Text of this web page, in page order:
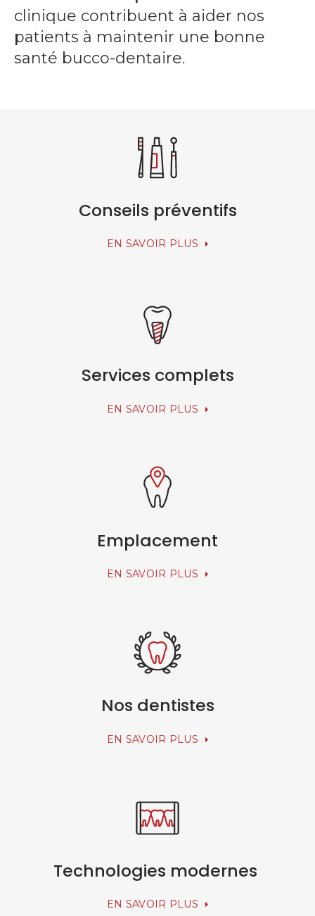
clinique contribuent à aider nos
patients à maintenir une bonne
santé bucco-dentaire.
Conseils préventifs
EN SAVOIR PLUS
Services complets
EN SAVOIR PLUS
Emplacement
EN SAVOIR PLUS
Nos dentistes
EN SAVOIR PLUS
Technologies modernes
EN SAVOIR PLUS